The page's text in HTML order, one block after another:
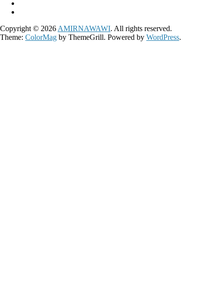
Copyright © 2026 AMIRNAWAWI. All rights reserved.
Theme: ColorMag by ThemeGrill. Powered by WordPress.